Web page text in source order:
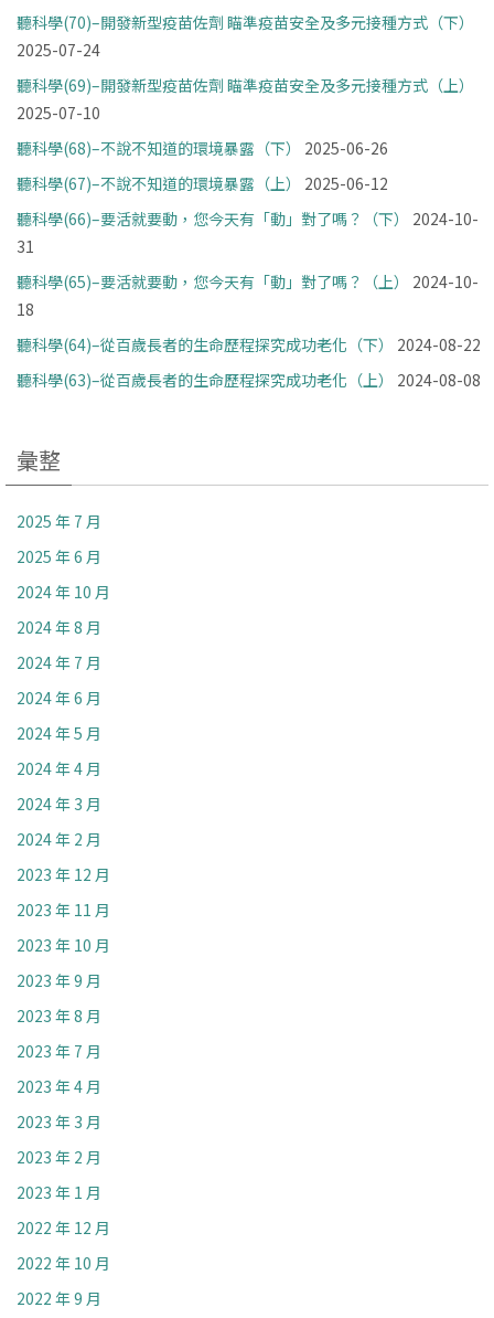
聽科學(70)–開發新型疫苗佐劑 瞄準疫苗安全及多元接種方式（下）
2025-07-24
聽科學(69)–開發新型疫苗佐劑 瞄準疫苗安全及多元接種方式（上）
2025-07-10
聽科學(68)–不說不知道的環境暴露（下）
2025-06-26
聽科學(67)–不說不知道的環境暴露（上）
2025-06-12
聽科學(66)–要活就要動，您今天有「動」對了嗎？（下）
2024-10-
31
聽科學(65)–要活就要動，您今天有「動」對了嗎？（上）
2024-10-
18
聽科學(64)–從百歲長者的生命歷程探究成功老化（下）
2024-08-22
聽科學(63)–從百歲長者的生命歷程探究成功老化（上）
2024-08-08
彙整
2025 年 7 月
2025 年 6 月
2024 年 10 月
2024 年 8 月
2024 年 7 月
2024 年 6 月
2024 年 5 月
2024 年 4 月
2024 年 3 月
2024 年 2 月
2023 年 12 月
2023 年 11 月
2023 年 10 月
2023 年 9 月
2023 年 8 月
2023 年 7 月
2023 年 4 月
2023 年 3 月
2023 年 2 月
2023 年 1 月
2022 年 12 月
2022 年 10 月
2022 年 9 月